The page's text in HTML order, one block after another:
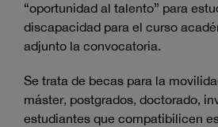
“oportunidad al talento” para
discapacidad para el curso
adjunto la convocatoria.
Se trata de becas para la
máster, postgrados, doctorado,
estudiantes que compatibilicen